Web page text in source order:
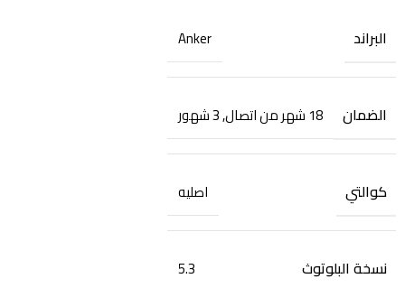
البراند Anker
الضمان 18 شهر من اتصال ,3 شهور
كوالتي اصليه
نسخة البلوتوث 5.3